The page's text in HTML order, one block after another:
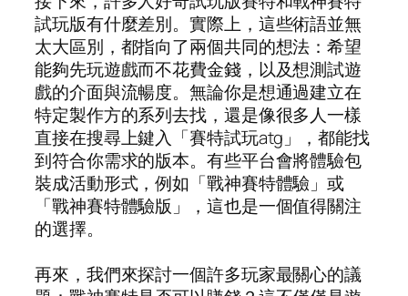
試玩版有什麼差別。實際上，這些術語並無
太大區別，都指向了兩個共同的想法：希望
能夠先玩遊戲而不花費金錢，以及想測試遊
戲的介面與流暢度。無論你是想通過建立在
特定製作方的系列去找，還是像很多人一樣
直接在搜尋上鍵入「賽特試玩atg」，都能找
到符合你需求的版本。有些平台會將體驗包
裝成活動形式，例如「戰神賽特體驗」或
「戰神賽特體驗版」，這也是一個值得關注
的選擇。
再來，我們來探討一個許多玩家最關心的議